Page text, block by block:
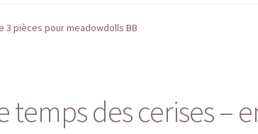
Page Boutique Panier
3 pièces pour meadowdolls BB
temps des cerises –